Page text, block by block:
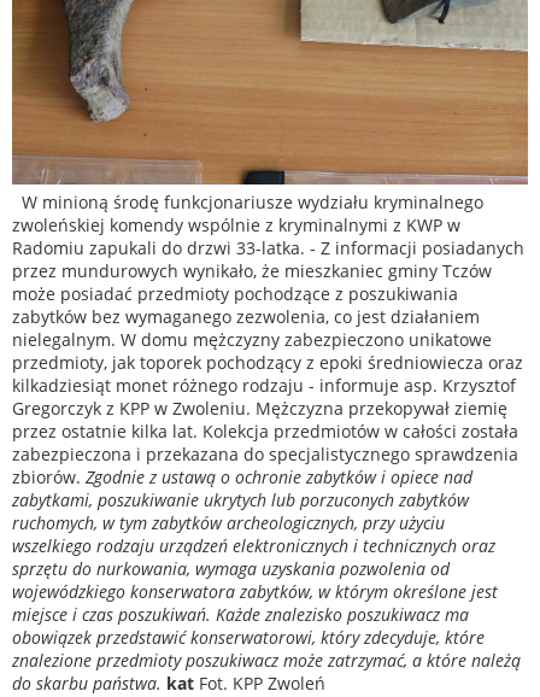
W minioną środę funkcjonariusze wydziału kryminalnego
zwoleńskiej komendy wspólnie z kryminalnymi z KWP w
Radomiu zapukali do drzwi 33-latka. - Z informacji posiadanych
przez mundurowych wynikało, że mieszkaniec gminy Tczów
może posiadać przedmioty pochodzące z poszukiwania
zabytków bez wymaganego zezwolenia, co jest działaniem
nielegalnym. W domu mężczyzny zabezpieczono unikatowe
przedmioty, jak toporek pochodzący z epoki średniowiecza oraz
kilkadziesiąt monet różnego rodzaju - informuje asp. Krzysztof
Gregorczyk z KPP w Zwoleniu. Mężczyzna przekopywał ziemię
przez ostatnie kilka lat. Kolekcja przedmiotów w całości została
zabezpieczona i przekazana do specjalistycznego sprawdzenia
zbiorów. Zgodnie z ustawą o ochronie zabytków i opiece nad
zabytkami, poszukiwanie ukrytych lub porzuconych zabytków
ruchomych, w tym zabytków archeologicznych, przy użyciu
wszelkiego rodzaju urządzeń elektronicznych i technicznych oraz
sprzętu do nurkowania, wymaga uzyskania pozwolenia od
wojewódzkiego konserwatora zabytków, w którym określone jest
miejsce i czas poszukiwań. Każde znalezisko poszukiwacz ma
obowiązek przedstawić konserwatorowi, który zdecyduje, które
znalezione przedmioty poszukiwacz może zatrzymać, a które należą
do skarbu państwa. kat Fot. KPP Zwoleń